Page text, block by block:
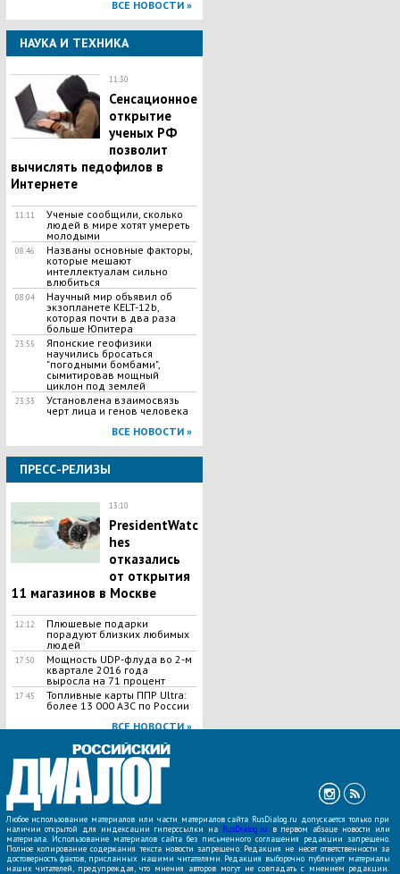
ВСЕ НОВОСТИ »
НАУКА И ТЕХНИКА
11:30
Сенсационное
открытие
ученых РФ
позволит
вычислять педофилов в
Интернете
11:11
Ученые сообщили, сколько
людей в мире хотят умереть
молодыми
08:46
Названы основные факторы,
которые мешают
интеллектуалам сильно
влюбиться
08:04
Научный мир объявил об
экзопланете KELT-12b,
которая почти в два раза
больше Юпитера
23:55
Японские геофизики
научились бросаться
"погодными бомбами",
сымитировав мощный
циклон под землей
23:33
Установлена взаимосвязь
черт лица и генов человека
ВСЕ НОВОСТИ »
ПРЕСС-РЕЛИЗЫ
13:10
PresidentWatc
hes
отказались
от открытия
11 магазинов в Москве
12:12
Плюшевые подарки
порадуют близких любимых
людей
17:50
Мощность UDP-флуда во 2-м
квартале 2016 года
выросла на 71 процент
17:45
Топливные карты ППР Ultra:
более 13 000 АЗС по России
ВСЕ НОВОСТИ »
Любое использование материалов или части материалов сайта RusDialog.ru допускается только при
наличии открытой для индексации гиперссылки на RusDialog.ru в первом абзаце новости или
материала. Использование материалов сайта без письменного соглашения редакции запрещено.
Полное копирование содержания текста новости запрещено. Редакция не несет ответственности за
достоверность фактов, присланных нашими читателями. Редакция выборочно публикует материалы
наших читателей, предупреждая, что мнения авторов могут не совпадать с мнением редакции.